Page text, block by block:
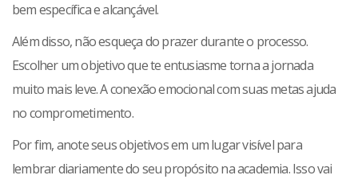
bem específica e alcançável.
Além disso, não esqueça do prazer durante o processo.
Escolher um objetivo que te entusiasme torna a jornada
muito mais leve. A conexão emocional com suas metas ajuda
no comprometimento.
Por fim, anote seus objetivos em um lugar visível para
lembrar diariamente do seu propósito na academia. Isso vai